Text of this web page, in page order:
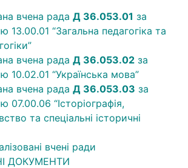
вчена рада Д 36.053.01 за
13.00.01 “Загальна педагогіка та
вчена рада Д 36.053.02 за
10.02.01 “Українська мова”
вчена рада Д 36.053.03 за
07.00.06 “Історіографія,
та спеціальні історичні
вчені ради
ДОКУМЕНТИ